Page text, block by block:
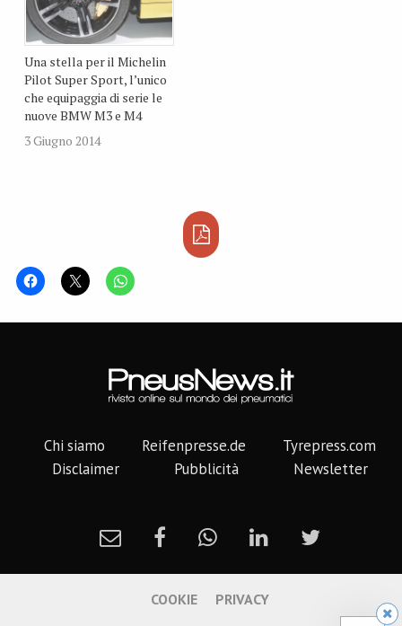
Una stella per il Michelin
Pilot Super Sport, l’unico
che equipaggia di serie le
nuove BMW M3 e M4
3 Giugno 2014
Chi siamo Reifenpresse.de
Tyrepress.com
Disclaimer
Pubblicità Newsletter
COOKIE PRIVACY